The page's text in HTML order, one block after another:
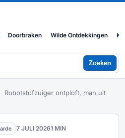
Doorbraken Wilde Ontdekkingen
Zoeken
Robotstofzuiger ontploft, man uit
7 JULI 20261 MIN